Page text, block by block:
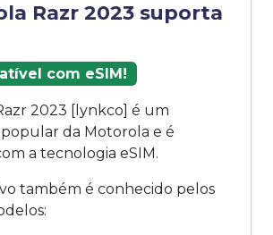
Razr 2023 suporta
com eSIM!
2023 [lynkco] é um
da Motorola e é
a tecnologia eSIM.
também é conhecido pelos